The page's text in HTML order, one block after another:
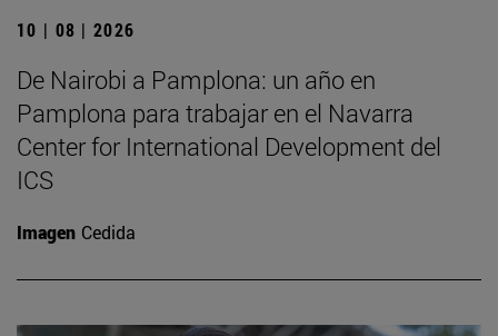
10 | 08 | 2026
De Nairobi a Pamplona: un año en
Pamplona para trabajar en el Navarra
Center for International Development del
ICS
Imagen Cedida